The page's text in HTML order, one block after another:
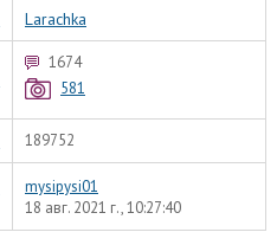
Larachka
1674
581
189752
mysipysi01
18 авг. 2021 г., 10:27:40